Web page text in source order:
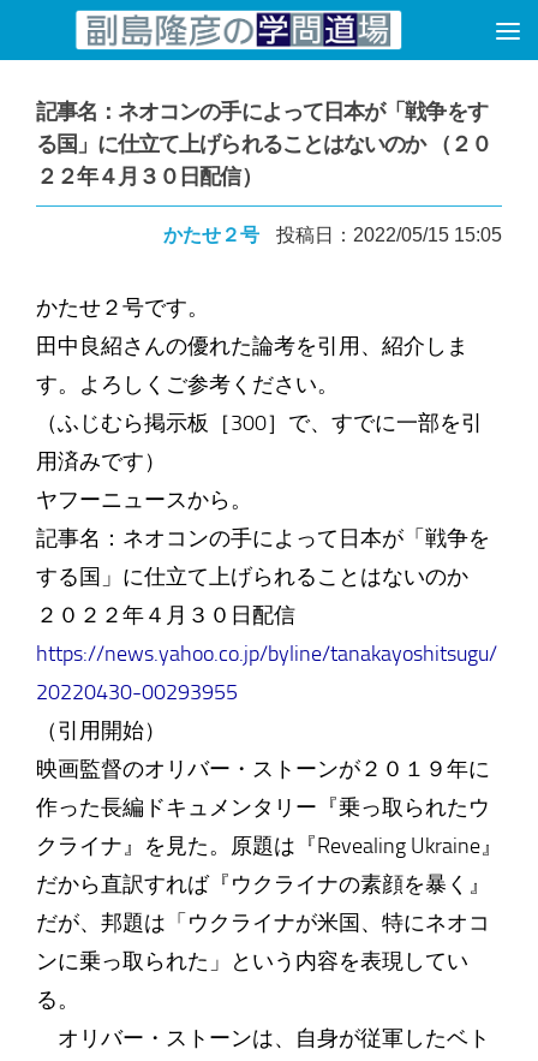
コンテンツへスキップ
記事名：ネオコンの手によって日本が「戦争をす
る国」に仕立て上げられることはないのか （２０
２２年４月３０日配信）
かたせ２号 投稿日：2022/05/15 15:05
かたせ２号です。
田中良紹さんの優れた論考を引用、紹介しま
す。よろしくご参考ください。
（ふじむら掲示板［300］で、すでに一部を引
用済みです）
ヤフーニュースから。
記事名：ネオコンの手によって日本が「戦争を
する国」に仕立て上げられることはないのか
２０２２年４月３０日配信
https://news.yahoo.co.jp/byline/tanakayoshitsugu/
20220430-00293955
（引用開始）
映画監督のオリバー・ストーンが２０１９年に
作った長編ドキュメンタリー『乗っ取られたウ
クライナ』を見た。原題は『Revealing Ukraine』
だから直訳すれば『ウクライナの素顔を暴く』
だが、邦題は「ウクライナが米国、特にネオコ
ンに乗っ取られた」という内容を表現してい
る。
オリバー・ストーンは、自身が従軍したベト